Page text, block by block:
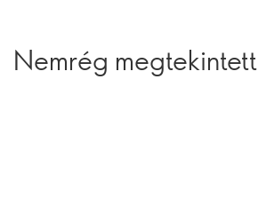
Nemrég megtekintett